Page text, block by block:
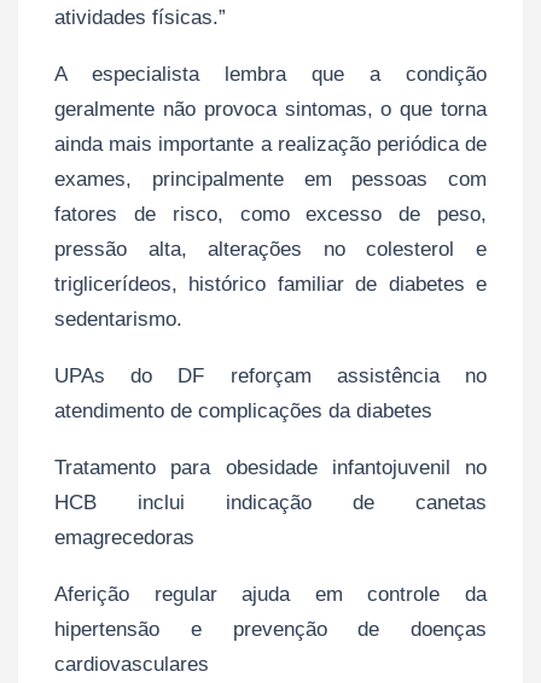
atividades físicas.”
A especialista lembra que a condição
geralmente não provoca sintomas, o que torna
ainda mais importante a realização periódica de
exames, principalmente em pessoas com
fatores de risco, como excesso de peso,
pressão alta, alterações no colesterol e
triglicerídeos, histórico familiar de diabetes e
sedentarismo.
UPAs do DF reforçam assistência no
atendimento de complicações da diabetes
Tratamento para obesidade infantojuvenil no
HCB inclui indicação de canetas
emagrecedoras
Aferição regular ajuda em controle da
hipertensão e prevenção de doenças
cardiovasculares